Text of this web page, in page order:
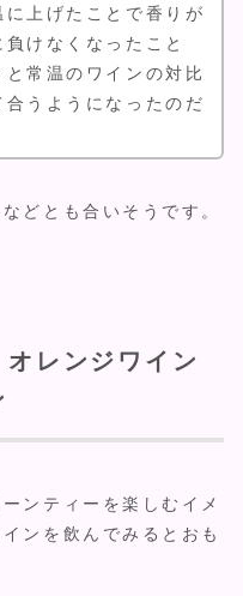
上げたことで香りが
けなくなったこと
常温のワインの対比
うようになったのだ
どとも合いそうです。
レンジワイン
ンティーを楽しむイメ
ンを飲んでみるとおも